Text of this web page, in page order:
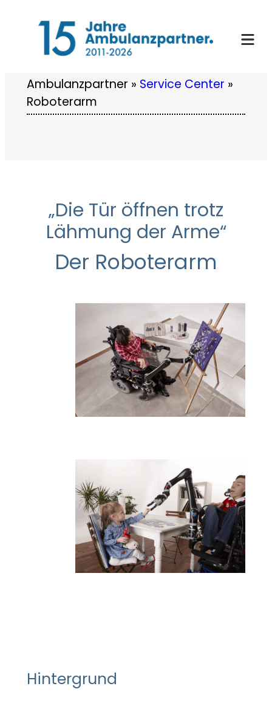
springen
Ambulanzpartner » Service Center »
Roboterarm
„Die Tür öffnen trotz
Lähmung der Arme“
Der Roboterarm
Hintergrund